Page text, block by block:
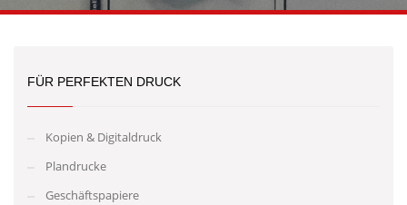
FÜR PERFEKTEN DRUCK
Kopien & Digitaldruck
Plandrucke
Geschäftspapiere